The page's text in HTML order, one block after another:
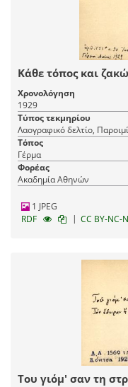
Κάθε τόπος και
Χρονολόγηση
1929
Τύπος τεκμηρίου
Λαογραφικό δελτίο,
Τόπος
Γέρμα
Φορέας
Ακαδημία Αθηνών
1 JPEG
RDF
| CC BY-NC-
Του γιόμ' σαν τη